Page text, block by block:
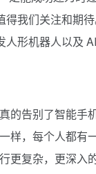
得我们关注和期
形机器人以及
的告别了智能手
样，每个人都有
更复杂，更深入